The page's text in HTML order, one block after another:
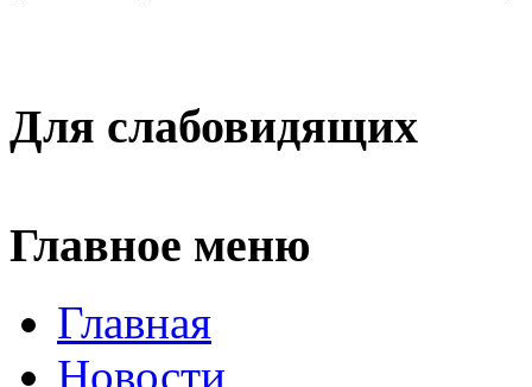
Для слабовидящих
Главное меню
Главная
Новости